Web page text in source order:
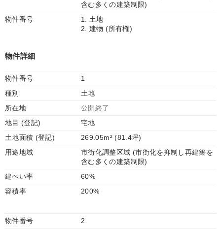
含む多くの建築制限)
物件番号
1. 土地
2. 建物 (所有権)
物件詳細
物件番号
1
種別
土地
所在地
公開終了
地目 (登記)
宅地
土地面積 (登記)
269.05m² (81.4坪)
用途地域
市街化調整区域 (市街化を抑制し再建築を
含む多くの建築制限)
建ぺい率
60%
容積率
200%
物件番号
2